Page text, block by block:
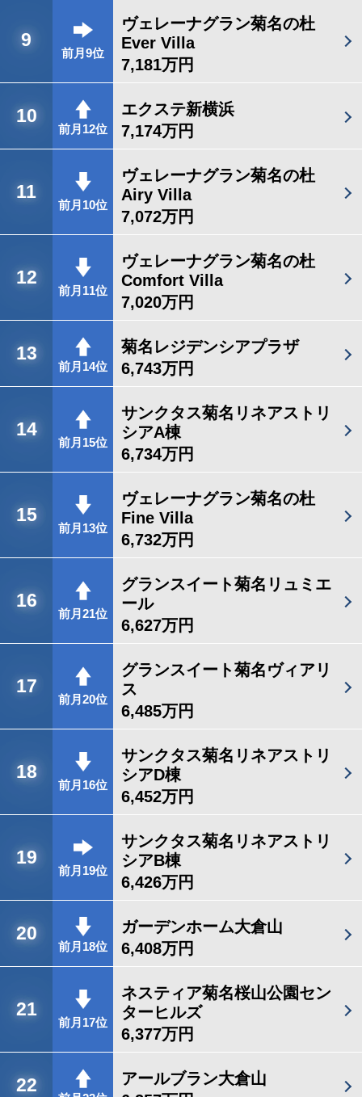
9
前月9位
ヴェレーナグラン菊名の杜
Ever Villa
7,181万円
10
前月12位
エクステ新横浜
7,174万円
11
前月10位
ヴェレーナグラン菊名の杜
Airy Villa
7,072万円
12
前月11位
ヴェレーナグラン菊名の杜
Comfort Villa
7,020万円
13
前月14位
菊名レジデンシアプラザ
6,743万円
14
前月15位
サンクタス菊名リネアストリ
シアA棟
6,734万円
15
前月13位
ヴェレーナグラン菊名の杜
Fine Villa
6,732万円
16
前月21位
グランスイート菊名リュミエ
ール
6,627万円
17
前月20位
グランスイート菊名ヴィアリ
ス
6,485万円
18
前月16位
サンクタス菊名リネアストリ
シアD棟
6,452万円
19
前月19位
サンクタス菊名リネアストリ
シアB棟
6,426万円
20
前月18位
ガーデンホーム大倉山
6,408万円
21
前月17位
ネスティア菊名桜山公園セン
ターヒルズ
6,377万円
22
アールブラン大倉山